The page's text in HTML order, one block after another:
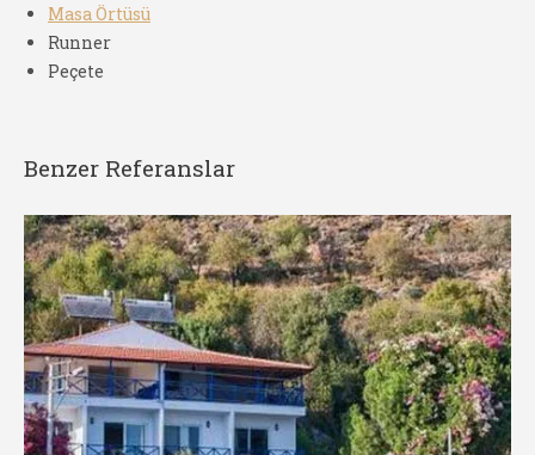
Masa Örtüsü
Runner
Peçete
Benzer Referanslar